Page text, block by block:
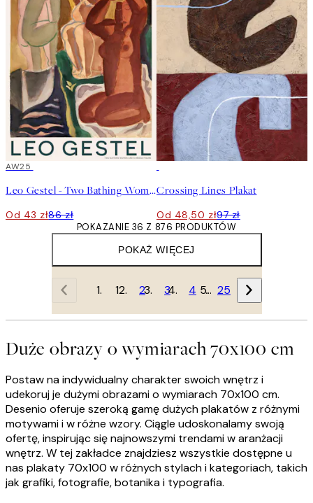
50%*
AW25
Leo Gestel - Two Bathing Women and a Bridge Figure Plakat
Od 43 zł86 zł
Crossing Lines Plakat
Od 48,50 zł97 zł
POKAŻ WIĘCEJ
POKAZANIE 36 Z 876 PRODUKTÓW
1 2 3 4 … 25
Duże obrazy o wymiarach 70x100 cm
Postaw na indywidualny charakter swoich wnętrz i
udekoruj je dużymi obrazami o wymiarach 70x100 cm.
Desenio oferuje szeroką gamę dużych plakatów z różnymi
motywami i w różne wzory. Ciągle udoskonalamy swoją
ofertę, inspirując się najnowszymi trendami w aranżacji
wnętrz. W tej zakładce znajdziesz wszystkie dostępne u
nas plakaty 70x100 w różnych stylach i kategoriach, takich
jak grafiki, fotografie, botanika i typografia.